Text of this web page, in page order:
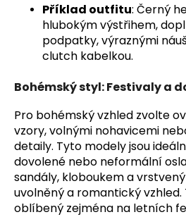
Příklad outfitu: Černý
hlubokým výstřihem,
podpatky, výraznými
clutch kabelkou.
Bohémský styl: Festivaly a
Pro bohémský vzhled zvolte
vzory, volnými nohavicemi
detaily. Tyto modely jsou
dovolené nebo neformální
sandály, kloboukem a
uvolněný a romantický vzhled.
oblíbený zejména na letních